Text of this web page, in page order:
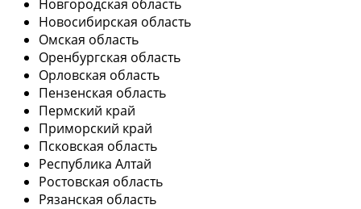
Новгородская область
Новосибирская область
Омская область
Оренбургская область
Орловская область
Пензенская область
Пермский край
Приморский край
Псковская область
Республика Алтай
Ростовская область
Рязанская область